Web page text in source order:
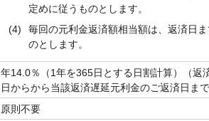
定めに従うものとします。
(4)
毎回の元利金返済額相当額は、返済日
のとします。
年14.0％（1年を365日とする日割計算）（返
日からから当該返済遅延元利金のご返済日ま
原則不要